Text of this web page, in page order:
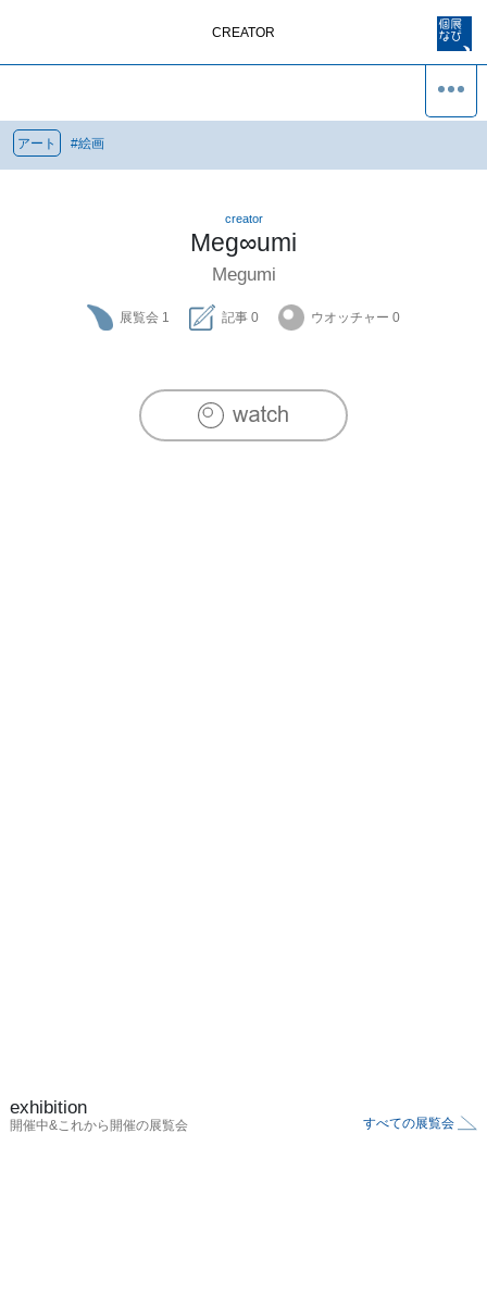
CREATOR
アート #絵画
creator
Meg∞umi
Megumi
展覧会 1 記事 0 ウオッチャー 0
exhibition
開催中&これから開催の展覧会 すべての展覧会